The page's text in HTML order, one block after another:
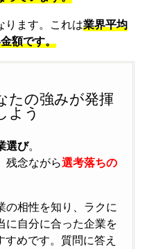
ります。これは業界平均
額です。
たの強みが発揮
よう
選び。
残念ながら選考落ちの
の相性を知り、ラクに
に自分に合った企業を
すめです。質問に答え